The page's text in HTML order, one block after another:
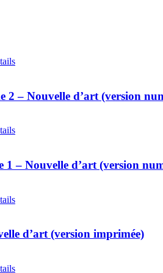
2 – Nouvelle d’art (version
1 – Nouvelle d’art (version
d’art (version imprimée)